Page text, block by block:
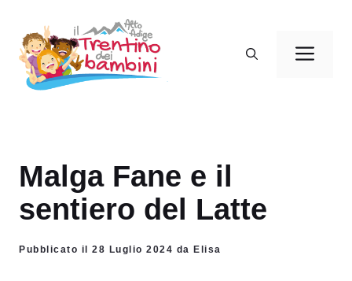
contenuto
Malga Fane e il
sentiero del Latte
Pubblicato il 28 Luglio 2024 da Elisa